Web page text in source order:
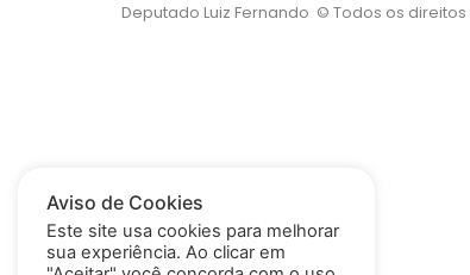
Deputado Luiz Fernando © Todos os
Aviso de Cookies
Este site usa cookies para melhorar
sua experiência. Ao clicar em